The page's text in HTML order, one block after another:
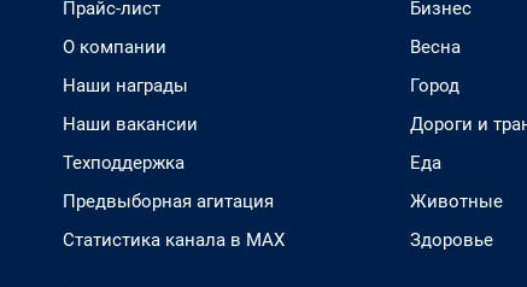
Прайс-лист
О компании
Наши награды
Наши вакансии
Техподдержка
Предвыборная агитация
Статистика канала в MAX
Бизнес
Весна
Город
Дороги и
Еда
Животные
Здоровье